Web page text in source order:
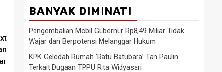
BANYAK DIMINATI
Pengembalian Mobil Gubernur Rp8,49 Miliar Tidak
Wajar dan Berpotensi Melanggar Hukum
KPK Geledah Rumah ‘Ratu Batubara’ Tan Paulin
Terkait Dugaan TPPU Rita Widyasari